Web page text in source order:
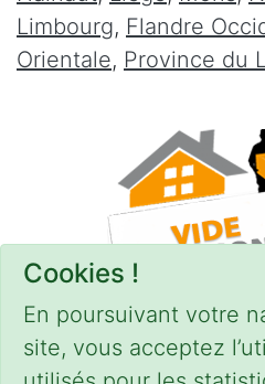
Cookies !
En poursuivant votre
site, vous acceptez
Limbourg, Flandre
Orientale, Province du